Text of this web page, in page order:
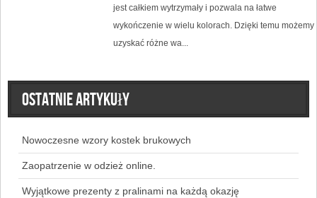
jest całkiem wytrzymały i pozwala na łatwe
wykończenie w wielu kolorach. Dzięki temu możemy
uzyskać różne wa...
Ostatnie artykuły
Nowoczesne wzory kostek brukowych
Zaopatrzenie w odzież online.
Wyjątkowe prezenty z pralinami na każdą okazję